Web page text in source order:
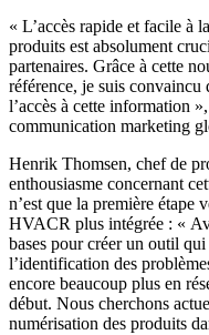
« L’accès rapide et facile à
produits est absolument
partenaires. Grâce à cette
référence, je suis convaincu
l’accès à cette information
communication marketing
Henrik Thomsen, chef de
enthousiasme concernant
n’est que la première étape
HVACR plus intégrée : «
bases pour créer un outil
l’identification des
encore beaucoup plus en
début. Nous cherchons
numérisation des produits